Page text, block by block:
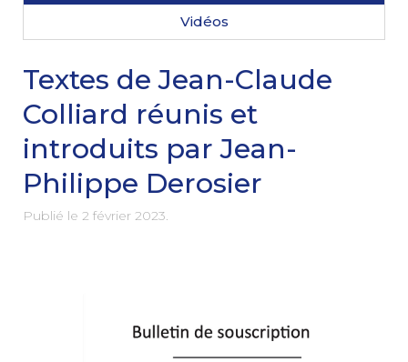
Vidéos
Textes de Jean-Claude
Colliard réunis et
introduits par Jean-
Philippe Derosier
Publié le 2 février 2023.